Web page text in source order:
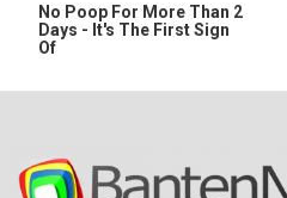
No Poop For More Than 2
Days - It's The First Sign
Of